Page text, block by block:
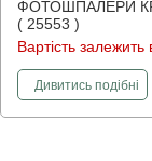
ФОТОШПАЛЕРИ
( 25553 )
Вартість залежить
Дивитись подібні